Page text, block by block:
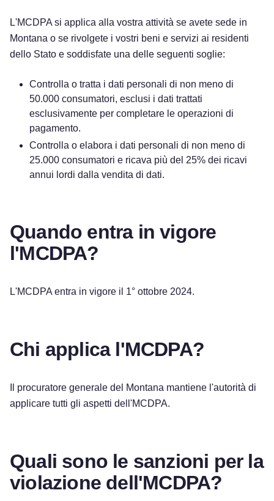
L'MCDPA si applica alla vostra attività se avete sede in
Montana o se rivolgete i vostri beni e servizi ai residenti
dello Stato e soddisfate una delle seguenti soglie:
Controlla o tratta i dati personali di non meno di
50.000 consumatori, esclusi i dati trattati
esclusivamente per completare le operazioni di
pagamento.
Controlla o elabora i dati personali di non meno di
25.000 consumatori e ricava più del 25% dei ricavi
annui lordi dalla vendita di dati.
Quando entra in vigore
l'MCDPA?
L'MCDPA entra in vigore il 1° ottobre 2024.
Chi applica l'MCDPA?
Il procuratore generale del Montana mantiene l'autorità di
applicare tutti gli aspetti dell'MCDPA.
Quali sono le sanzioni per la
violazione dell'MCDPA?